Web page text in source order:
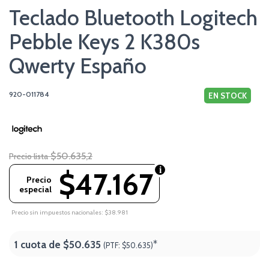
Teclado Bluetooth Logitech
Pebble Keys 2 K380s
Qwerty Españo
920-011784 EN STOCK
Precio lista $50.635,2
$47.167
Precio
especial
Precio sin impuestos nacionales: $38.981
1 cuota de $50.635 (PTF: $50.635)*